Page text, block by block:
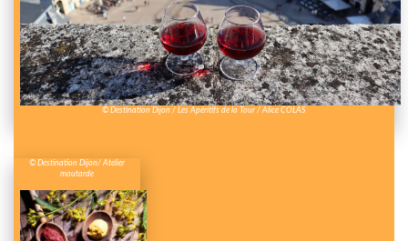
© Destination Dijon / Les Apéritifs de la Tour / Alice COLAS
© Destination Dijon/ Atelier
moutarde